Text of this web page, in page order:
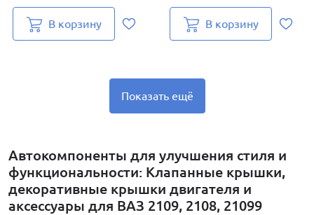
В корзину В корзину
Показать ещё
Автокомпоненты для улучшения стиля и
функциональности: Клапанные крышки,
декоративные крышки двигателя и
аксессуары для ВАЗ 2109, 2108, 21099